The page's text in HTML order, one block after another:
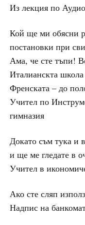
Из лекция по
Кой ще ми обясни
постановки при
Ама, че сте тъпи!
Италианскта
Френската – до
Учител по
гимназия
Докато съм тука и
и ще ме гледате в
Учител в
Ако сте сляп
Надпис на